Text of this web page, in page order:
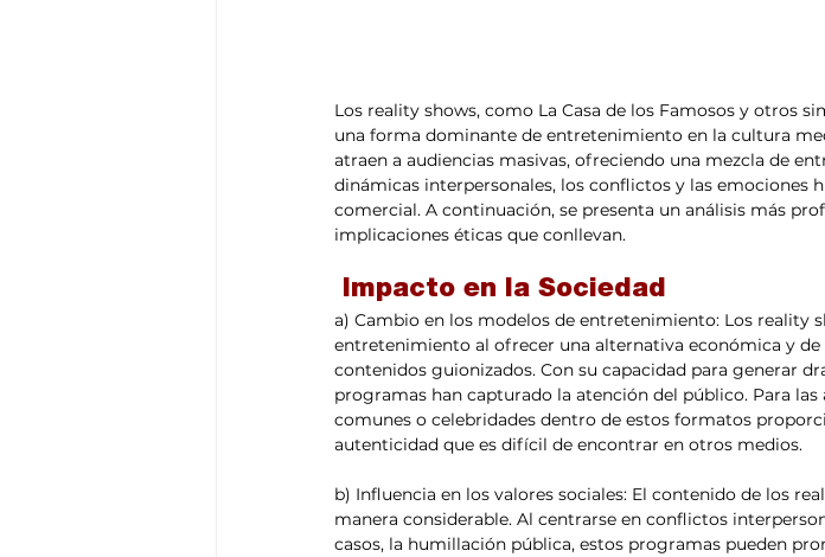
Los reality shows, como La Casa de los Famosos y otros
una forma dominante de entretenimiento en la cultura
atraen a audiencias masivas, ofreciendo una mezcla de
dinámicas interpersonales, los conflictos y las emociones
comercial. A continuación, se presenta un análisis más
implicaciones éticas que conllevan.
Impacto en la Sociedad
a) Cambio en los modelos de entretenimiento: Los reality
entretenimiento al ofrecer una alternativa económica y
contenidos guionizados. Con su capacidad para generar
programas han capturado la atención del público. Para
comunes o celebridades dentro de estos formatos
autenticidad que es difícil de encontrar en otros medios.
b) Influencia en los valores sociales: El contenido de los
manera considerable. Al centrarse en conflictos
casos, la humillación pública, estos programas pueden